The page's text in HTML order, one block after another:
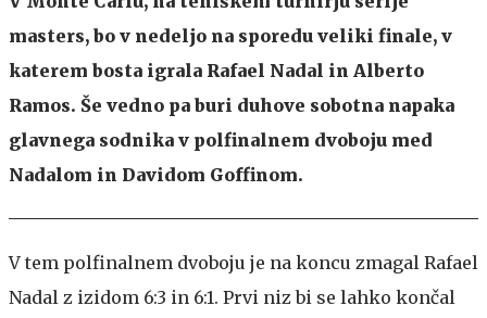
masters, bo v nedeljo na sporedu veliki finale, v
katerem bosta igrala Rafael Nadal in Alberto
Ramos. Še vedno pa buri duhove sobotna napaka
glavnega sodnika v polfinalnem dvoboju med
Nadalom in Davidom Goffinom.
V tem polfinalnem dvoboju je na koncu zmagal Rafael
Nadal z izidom 6:3 in 6:1. Prvi niz bi se lahko končal